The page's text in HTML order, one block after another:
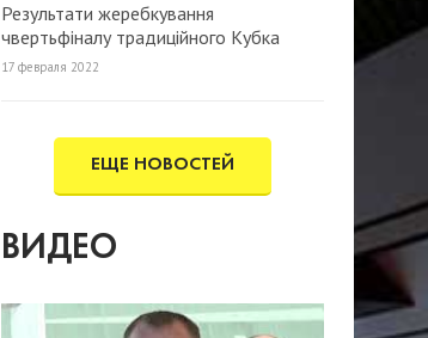
Результати жеребкування
чвертьфіналу традиційного Кубка
МФК «Продексім» з футзалу 2022
17 февраля 2022
ЕЩЕ НОВОСТЕЙ
ВИДЕО